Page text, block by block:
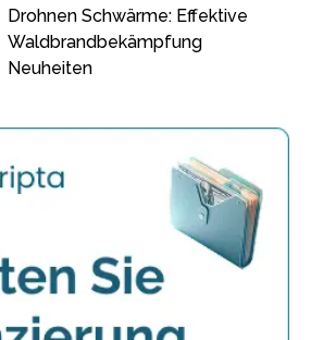
Drohnen Schwärme: Effektive
Waldbrandbekämpfung
Neuheiten